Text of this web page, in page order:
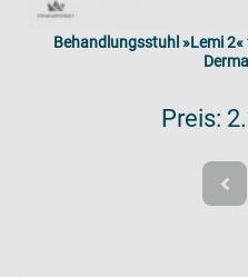
Behandlungsstuhl »Lemi
Preis: